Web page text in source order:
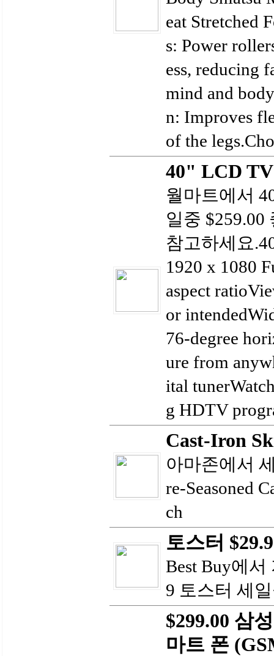
eat Stretched
s: Power
ess, reducing
mind and
n: Improves
of the
40" LCD TV
월마트에서
일중 $259.00
참고하세요
1920 x 1080
aspect
or
76-degree
ure from
ital
g HDTV
Cast-Iron
아마존에서
re-Seasoned
ch
토스터
Best Buy에서
9 토스터 세
$299.00 삼
마트 폰